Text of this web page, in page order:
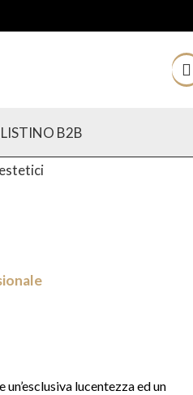
B2B
lucentezza ed un